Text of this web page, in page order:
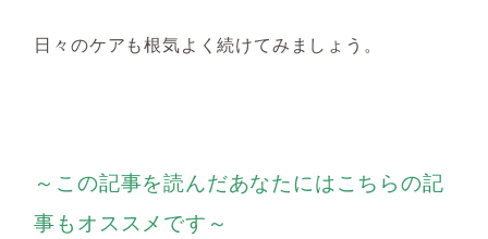
日々のケアも根気よく続けてみましょう。
～この記事を読んだあなたにはこちらの記
事もオススメです～